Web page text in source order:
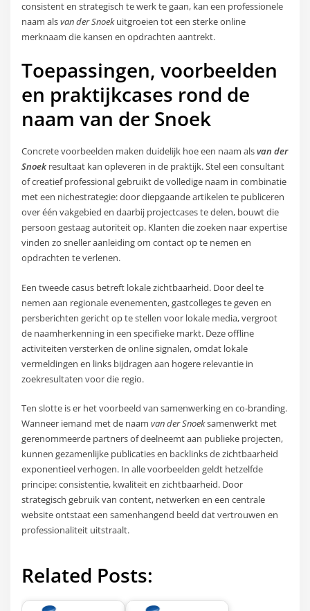
consistent en strategisch te werk te gaan, kan een professionele
naam alsvan der Snoekuitgroeien tot een sterke online
merknaam die kansen en opdrachten aantrekt.
Toepassingen, voorbeelden
en praktijkcases rond de
naam van der Snoek
Concrete voorbeelden maken duidelijk hoe een naam alsvan der
Snoek resultaat kan opleveren in de praktijk. Stel een consultant
of creatief professional gebruikt de volledige naam in combinatie
met een nichestrategie: door diepgaande artikelen te publiceren
over één vakgebied en daarbij projectcases te delen, bouwt die
persoon gestaag autoriteit op. Klanten die zoeken naar expertise
vinden zo sneller aanleiding om contact op te nemen en
opdrachten te verlenen.
Een tweede casus betreft lokale zichtbaarheid. Door deel te
nemen aan regionale evenementen, gastcolleges te geven en
persberichten gericht op te stellen voor lokale media, vergroot
de naamherkenning in een specifieke markt. Deze offline
activiteiten versterken de online signalen, omdat lokale
vermeldingen en links bijdragen aan hogere relevantie in
zoekresultaten voor die regio.
Ten slotte is er het voorbeeld van samenwerking en co-branding.
Wanneer iemand met de naamvan der Snoeksamenwerkt met
gerenommeerde partners of deelneemt aan publieke projecten,
kunnen gezamenlijke publicaties en backlinks de zichtbaarheid
exponentieel verhogen. In alle voorbeelden geldt hetzelfde
principe: consistentie, kwaliteit en zichtbaarheid. Door
strategisch gebruik van content, netwerken en een centrale
website ontstaat een samenhangend beeld dat vertrouwen en
professionaliteit uitstraalt.
Related Posts: